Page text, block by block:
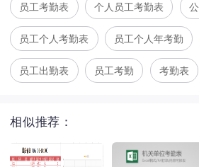
员工考勤表 个人员工考勤表
员工个人考勤表 员工个人年考勤
员工出勤表 员工考勤 考勤表
相似推荐：